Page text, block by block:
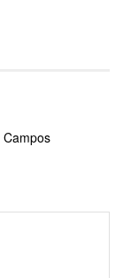
Campos